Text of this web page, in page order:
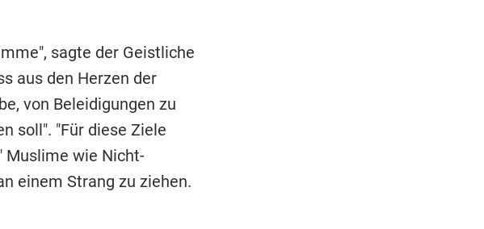
sagte der Geistliche
aus den Herzen der
von Beleidigungen zu
soll". "Für diese Ziele
Muslime wie Nicht-
einem Strang zu ziehen.